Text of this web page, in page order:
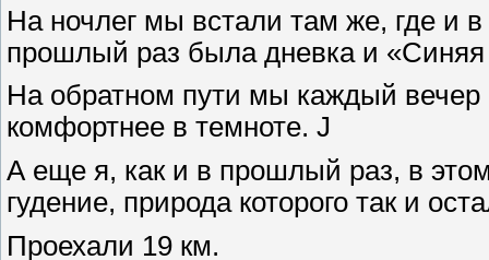
На ночлег мы встали там же, где и
прошлый раз была дневка и
На обратном пути мы каждый вечер
комфортнее в темноте. J
А еще я, как и в прошлый раз, в
гудение, природа которого так и
Проехали 19 км.